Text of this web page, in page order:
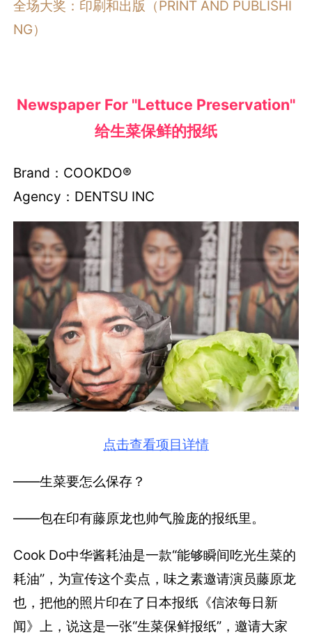
全场大奖：印刷和出版（PRINT AND PUBLISHI
NG）
Newspaper For "Lettuce Preservation"
给生菜保鲜的报纸
Brand：COOKDO®︎
Agency：DENTSU INC
点击查看项目详情
——生菜要怎么保存？
——包在印有藤原龙也帅气脸庞的报纸里。
Cook Do中华酱耗油是一款“能够瞬间吃光生菜的
耗油”，为宣传这个卖点，味之素邀请演员藤原龙
也，把他的照片印在了日本报纸《信浓每日新
闻》上，说这是一张“生菜保鲜报纸”，邀请大家